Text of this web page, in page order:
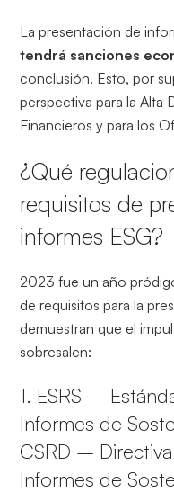
La presentación de
tendrá sanciones
conclusión. Esto, por
perspectiva para la Alta
Financieros y para los
¿Qué
requisitos de
informes ESG?
2023 fue un año
de requisitos para la
demuestran que el
sobresalen:
1. ESRS –
Informes de
CSRD –
Informes de